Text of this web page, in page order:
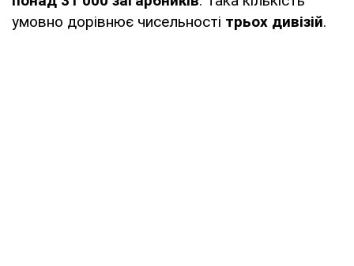
умовно дорівнює чисельності трьох дивізій.